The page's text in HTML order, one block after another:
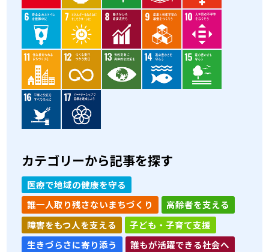
カテゴリーから記事を探す
医療で地域の健康を守る
誰一人取り残さないまちづくり
高齢者を支える
障害をもつ人を支える
子ども・子育て支援
生きづらさに寄り添う
誰もが活躍できる社会へ